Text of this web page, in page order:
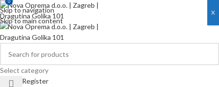
Skip to navigation
Skip to main content
Select category
Login / Register
0
0
X